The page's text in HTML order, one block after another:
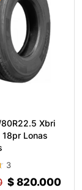
Xbri
18pr Lonas
3
$ 820.000